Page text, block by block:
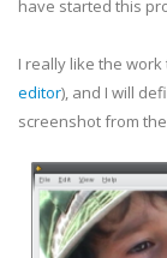
have started this
I really like the
editor), and I will
screenshot from